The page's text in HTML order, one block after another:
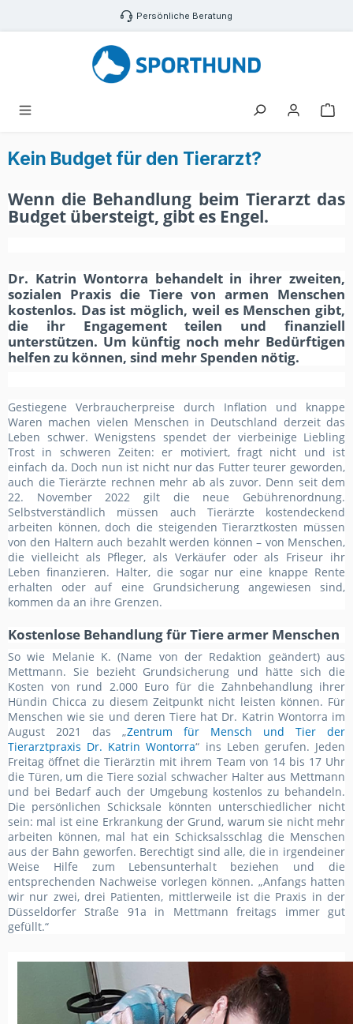
Zum Hauptinhalt springen Persönliche Beratung
Kein Budget für den Tierarzt?
Wenn die Behandlung beim Tierarzt das
Budget übersteigt, gibt es Engel.
Dr. Katrin Wontorra behandelt in ihrer zweiten,
sozialen Praxis die Tiere von armen Menschen
kostenlos. Das ist möglich, weil es Menschen gibt,
die ihr Engagement teilen und finanziell
unterstützen. Um künftig noch mehr Bedürftigen
helfen zu können, sind mehr Spenden nötig.
Gestiegene Verbraucherpreise durch Inflation und knappe
Waren machen vielen Menschen in Deutschland derzeit das
Leben schwer. Wenigstens spendet der vierbeinige Liebling
Trost in schweren Zeiten: er motiviert, fragt nicht und ist
einfach da. Doch nun ist nicht nur das Futter teurer geworden,
auch die Tierärzte rechnen mehr ab als zuvor. Denn seit dem
22. November 2022 gilt die neue Gebührenordnung.
Selbstverständlich müssen auch Tierärzte kostendeckend
arbeiten können, doch die steigenden Tierarztkosten müssen
von den Haltern auch bezahlt werden können – von Menschen,
die vielleicht als Pfleger, als Verkäufer oder als Friseur ihr
Leben finanzieren. Halter, die sogar nur eine knappe Rente
erhalten oder auf eine Grundsicherung angewiesen sind,
kommen da an ihre Grenzen.
Kostenlose Behandlung für Tiere armer Menschen
So wie Melanie K. (Name von der Redaktion geändert) aus
Mettmann. Sie bezieht Grundsicherung und hätte sich die
Kosten von rund 2.000 Euro für die Zahnbehandlung ihrer
Hündin Chicca zu diesem Zeitpunkt nicht leisten können. Für
Menschen wie sie und deren Tiere hat Dr. Katrin Wontorra im
August 2021 das „Zentrum für Mensch und Tier der
Tierarztpraxis Dr. Katrin Wontorra“ ins Leben gerufen. Jeden
Freitag öffnet die Tierärztin mit ihrem Team von 14 bis 17 Uhr
die Türen, um die Tiere sozial schwacher Halter aus Mettmann
und bei Bedarf auch der Umgebung kostenlos zu behandeln.
Die persönlichen Schicksale könnten unterschiedlicher nicht
sein: mal ist eine Erkrankung der Grund, warum sie nicht mehr
arbeiten können, mal hat ein Schicksalsschlag die Menschen
aus der Bahn geworfen. Berechtigt sind alle, die in irgendeiner
Weise Hilfe zum Lebensunterhalt beziehen und die
entsprechenden Nachweise vorlegen können. „Anfangs hatten
wir nur zwei, drei Patienten, mittlerweile ist die Praxis in der
Düsseldorfer Straße 91a in Mettmann freitags immer gut
gefüllt.“